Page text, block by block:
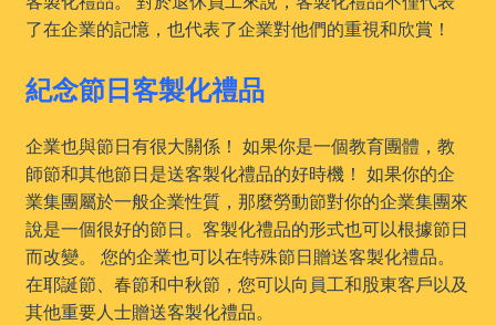
了在企業的記憶，也代表了企業對他們的重視和欣賞！
紀念節日客製化禮品
企業也與節日有很大關係！ 如果你是一個教育團體，教
師節和其他節日是送客製化禮品的好時機！ 如果你的企
業集團屬於一般企業性質，那麼勞動節對你的企業集團來
說是一個很好的節日。客製化禮品的形式也可以根據節日
而改變。 您的企業也可以在特殊節日贈送客製化禮品。
在耶誕節、春節和中秋節，您可以向員工和股東客戶以及
其他重要人士贈送客製化禮品。